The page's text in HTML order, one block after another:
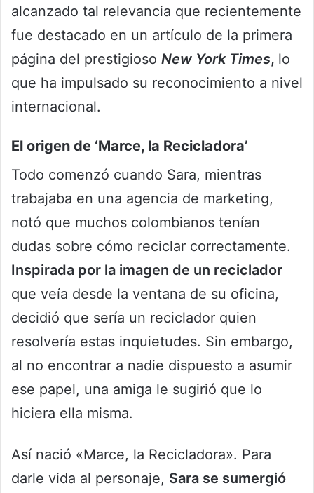
alcanzado tal relevancia que recientemente
fue destacado en un artículo de la primera
página del prestigioso New York Times, lo
que ha impulsado su reconocimiento a nivel
internacional.
El origen de ‘Marce, la Recicladora’
Todo comenzó cuando Sara, mientras
trabajaba en una agencia de marketing,
notó que muchos colombianos tenían
dudas sobre cómo reciclar correctamente.
Inspirada por la imagen de un reciclador
que veía desde la ventana de su oficina,
decidió que sería un reciclador quien
resolvería estas inquietudes. Sin embargo,
al no encontrar a nadie dispuesto a asumir
ese papel, una amiga le sugirió que lo
hiciera ella misma.
Así nació «Marce, la Recicladora». Para
darle vida al personaje, Sara se sumergió